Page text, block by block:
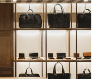
2024年1月 [1]
2023年12月 [7]
2023年11月 [6]
2023年9月 [4]
2023年8月 [6]